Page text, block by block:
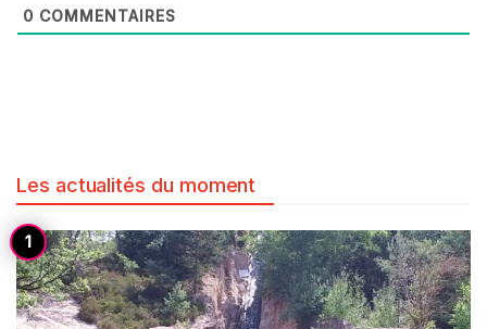
0 COMMENTAIRES
Les actualités du moment